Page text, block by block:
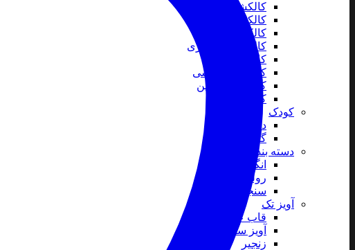
کالکشن کریسمس
کالکشن موسیقی
کالکشن مولانا
کالکشن میناکاری
کالکشن نقره
کالکشن ورزشی
کالکشن ولنتاین
کالکشن یلدا
کودک
دستبند کودک
گردنبند کودک
دسته بندی خاص
انگشتر
رولباسی
سنجاق سینه
آویز تک
قاب عکس
آویز ساعت
زنجیر